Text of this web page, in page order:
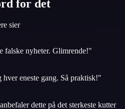
for det
sier
falske nyheter. Glimrende!"
eneste gang. Så praktisk!"
dette på det sterkeste kutter